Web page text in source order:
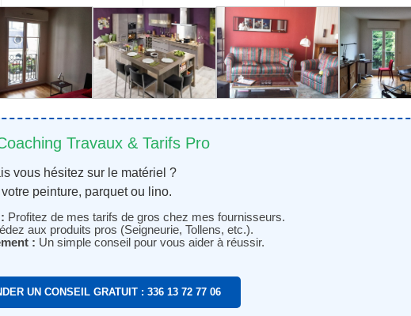
Travaux & Tarifs Pro
vous hésitez sur le matériel ?
peinture, parquet ou lino.
Profitez de mes tarifs de gros chez mes fournisseurs.
aux produits pros (Seigneurie, Tollens, etc.).
: Un simple conseil pour vous aider à réussir.
UN CONSEIL GRATUIT : 336 13 72 77 06